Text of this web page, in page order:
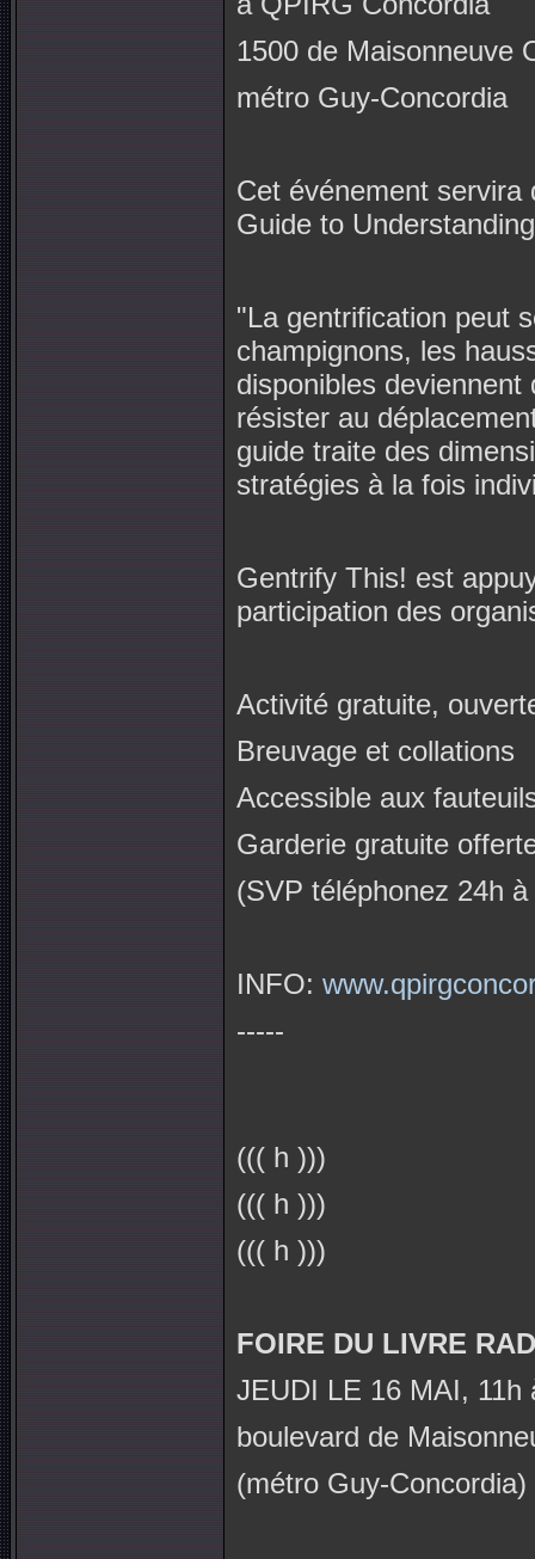
1500 de Maisonneuve
métro Guy-Concordia
Cet événement
Guide to
"La gentrification peut
champignons, les
disponibles
résister au
guide traite des
stratégies à la fois
Gentrify This! est
participation des
Activité gratuite,
Breuvage et collations
Accessible aux
Garderie gratuite
(SVP téléphonez 24h
INFO:
-----
((( h )))
((( h )))
((( h )))
FOIRE DU LIVRE
JEUDI LE 16 MAI, 11h
boulevard de
(métro Guy-Concordia)